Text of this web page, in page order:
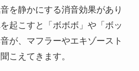
を静かにする消音効果があり
起こすと「ボボボ」や「ボッ
が、マフラーやエキゾースト
こえてきます。